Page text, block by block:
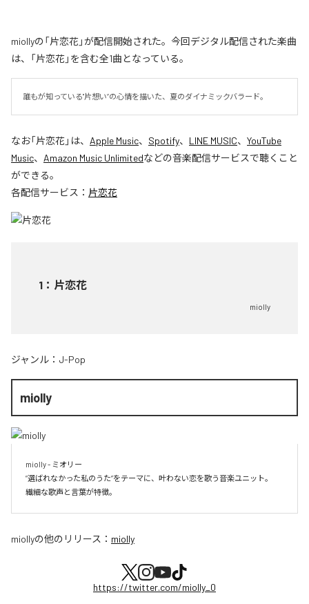
miollyの「片恋花」が配信開始された。今回デジタル配信された楽曲
は、「片恋花」を含む全1曲となっている。
誰もが知っている"片想い”の心情を描いた、夏のダイナミックバラード。
なお「片恋花」は、 Apple Music、 Spotify、 LINE MUSIC、 YouTube
Music、 Amazon Music Unlimitedなどの音楽配信サービスで聴くこと
ができる。
各配信サービス： 片恋花
1 ： 片恋花
miolly
ジャンル： J-Pop
miolly
miolly - ミオリー
”選ばれなかった私のうた”をテーマに、叶わない恋を歌う音楽ユニット。
miollyの他のリリース： miolly
https://twitter.com/miolly_0